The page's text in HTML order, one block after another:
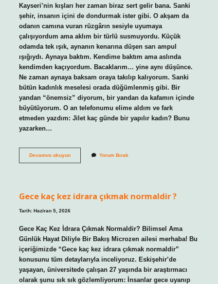
Kayseri’nin kışları her zaman biraz sert gelir bana. Sanki
şehir, insanın içini de dondurmak ister gibi. O akşam da
odanın camına vuran rüzgârın sesiyle uyumaya
çalışıyordum ama aklım bir türlü susmuyordu. Küçük
odamda tek ışık, aynanın kenarına düşen sarı ampul
ışığıydı. Aynaya baktım. Kendime baktım ama aslında
kendimden kaçıyordum. Bacaklarım… yine aynı düşünce.
Ne zaman aynaya baksam oraya takılıp kalıyorum. Sanki
bütün kadınlık meselesi orada düğümlenmiş gibi. Bir
yandan “önemsiz” diyorum, bir yandan da kafamın içinde
büyütüyorum. O an telefonumu elime aldım ve fark
etmeden yazdım: Jilet kaç günde bir yapılır kadın? Bunu
yazarken…
Devamını okuyunJilet
?
Yorum Bırak
Gece kaç kez idrara çıkmak normaldir ?
Tarih: Haziran 5, 2026
Gece Kaç Kez İdrara Çıkmak Normaldir? Bilimsel Ama
Günlük Hayat Diliyle Bir Bakış Microzen ailesi merhaba! Bu
içeriğimizde “Gece kaç kez idrara çıkmak normaldir”
konusunu tüm detaylarıyla inceliyoruz. Eskişehir’de
yaşayan, üniversitede çalışan 27 yaşında bir araştırmacı
olarak şunu sık sık gözlemliyorum: İnsanlar gece uyanıp